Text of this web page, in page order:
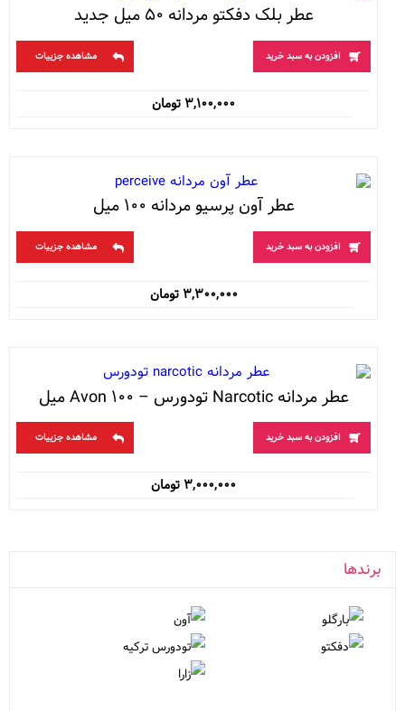
عطر بلک دفکتو مردانه ۵۰ میل جدید
افزودن به سبد خرید مشاهده جزییات
۳,۱۰۰,۰۰۰ تومان
عطر آون پرسیو مردانه ۱۰۰ میل
افزودن به سبد خرید مشاهده جزییات
۳,۳۰۰,۰۰۰ تومان
عطر مردانه Narcotic تودورس – Avon ۱۰۰ میل
افزودن به سبد خرید مشاهده جزییات
۳,۰۰۰,۰۰۰ تومان
برندها